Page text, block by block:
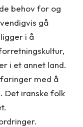
behov for og
gå
i å
i et annet land.
med å
Det iranske folk